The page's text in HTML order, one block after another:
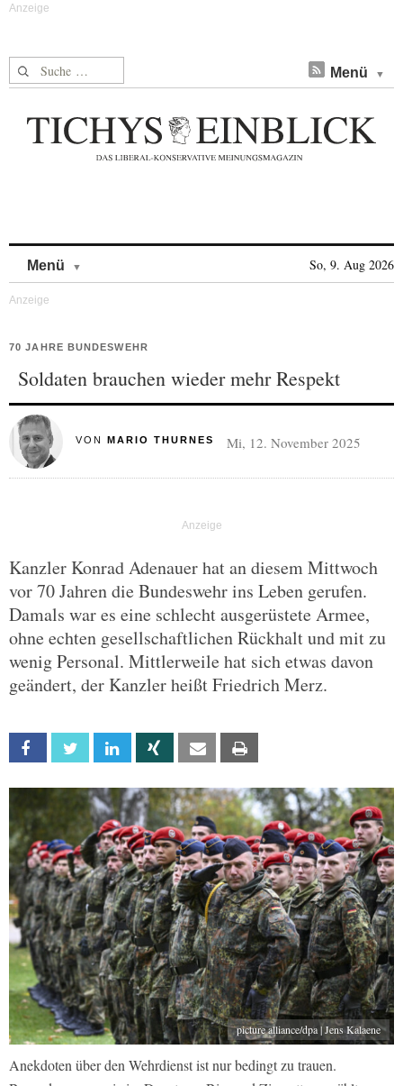
Suche nach: Menü
Menü So, 9. Aug 2026
70 JAHRE BUNDESWEHR
Soldaten brauchen wieder mehr Respekt
VON MARIO THURNES Mi, 12. November 2025
Kanzler Konrad Adenauer hat an diesem Mittwoch
vor 70 Jahren die Bundeswehr ins Leben gerufen.
Damals war es eine schlecht ausgerüstete Armee,
ohne echten gesellschaftlichen Rückhalt und mit zu
wenig Personal. Mittlerweile hat sich etwas davon
geändert, der Kanzler heißt Friedrich Merz.
Facebook Twitter Linkedin Xing Email
picture alliance/dpa | Jens Kalaene
Anekdoten über den Wehrdienst ist nur bedingt zu trauen.